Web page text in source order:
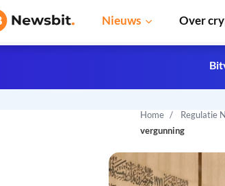
Nieuws Over
Home Regulatie
vergunning